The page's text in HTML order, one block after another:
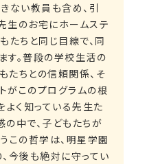
ない教員も含め、引
生のお宅にホームステ
たちと同じ目線で、同
す。普段の学校生活の
たちとの信頼関係、そ
がこのプログラムの根
よく知っている先生た
中で、子どもたちが
この哲学は、明星学園
今後も絶対に守ってい